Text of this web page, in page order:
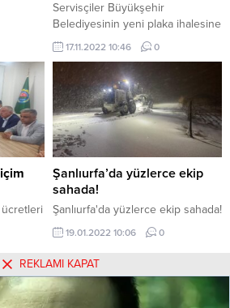
Servisçiler Büyükşehir
Belediyesinin yeni plaka ihalesine
tepkili17.11.2022 10:46 0
pamuk biçim
revize edildi"
height="225" />
ücretleri
Şanlıurfa’da yüzlerce ekip
sahada!
Şanlıurfa'da yüzlerce ekip sahada!
19.01.2022 10:06 0
Kullanım Koşulları
REKLAMI KAPAT